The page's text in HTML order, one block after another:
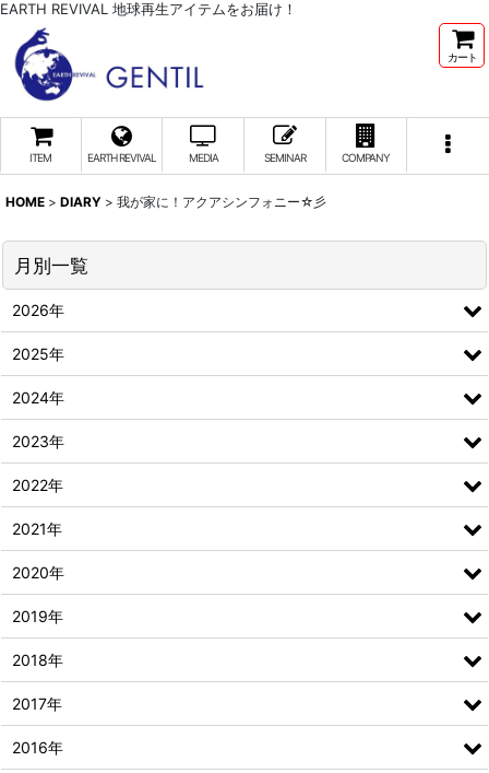
EARTH REVIVAL 地球再生アイテムをお届け！
カート
ITEM EARTH REVIVAL MEDIA SEMINAR COMPANY
HOME > DIARY > 我が家に！アクアシンフォニー☆彡
月別一覧
2026年
2025年
2024年
2023年
2022年
2021年
2020年
2019年
2018年
2017年
2016年